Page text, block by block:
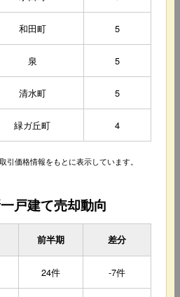
和田町 5
泉 5
清水町 5
緑ガ丘町 4
価格情報をもとに表示しています。
戸建て売却動向
前半期 差分
24件 -7件